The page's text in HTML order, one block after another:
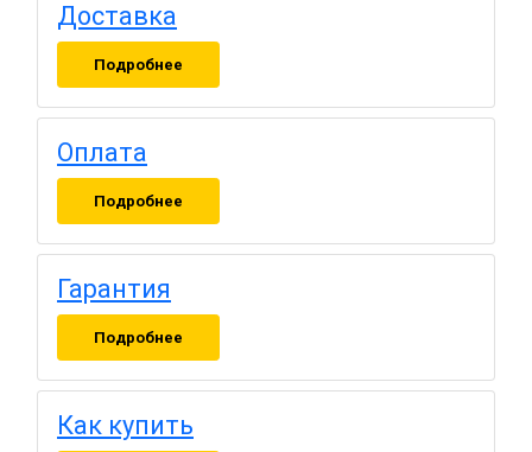
Доставка
Подробнее
Оплата
Подробнее
Гарантия
Подробнее
Как купить